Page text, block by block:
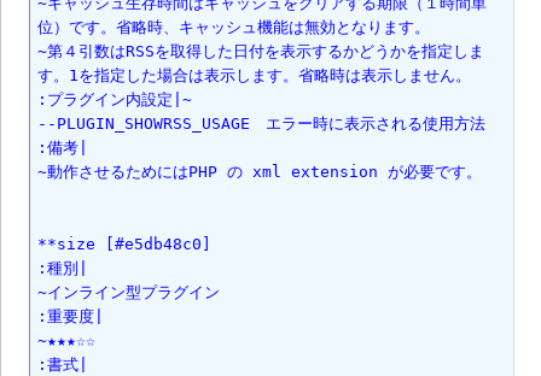
位）です。省略時、キャッシュ機能は無効となります。
~第４引数はRSSを取得した日付を表示するかどうかを指定しま
す。1を指定した場合は表示します。省略時は表示しません。
:プラグイン内設定|~
--PLUGIN_SHOWRSS_USAGE　エラー時に表示される使用方法
:備考|
~動作させるためにはPHP の xml extension が必要です。
**size [#e5db48c0]
:種別|
~インライン型プラグイン
:重要度|
~★★★☆☆
:書式|